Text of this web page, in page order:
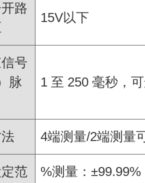
路
15V以下
号
脉
1 至 250 毫秒，
4端测量/2端测量
范
%测量：